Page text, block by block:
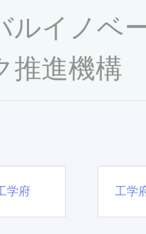
ルイノベ
推進機構
学府 工学